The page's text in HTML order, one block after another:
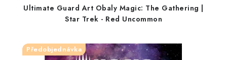
Ultimate Guard Art Obaly Magic: The Gathering |
Star Trek - Red Uncommon
Předobjednávka